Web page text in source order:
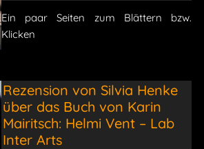
Ein paar Seiten zum Blättern bzw.
Klicken
Rezension von Silvia Henke
über das Buch von Karin
Mairitsch: Helmi Vent – Lab
Inter Arts